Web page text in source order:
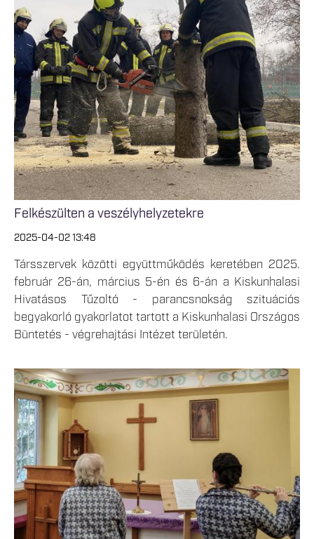
Felkészülten a veszélyhelyzetekre
2025-04-02 13:48
Társszervek közötti együttműködés keretében 2025.
február 26-án, március 5-én és 6-án a Kiskunhalasi
Hivatásos Tűzoltó - parancsnokság szituációs
begyakorló gyakorlatot tartott a Kiskunhalasi Országos
Büntetés - végrehajtási Intézet területén.